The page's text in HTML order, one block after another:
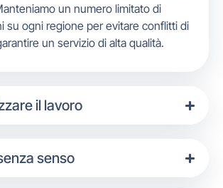
un numero limitato di
su ogni regione per evitare conflitti di
un servizio di alta qualità.
il lavoro
senso